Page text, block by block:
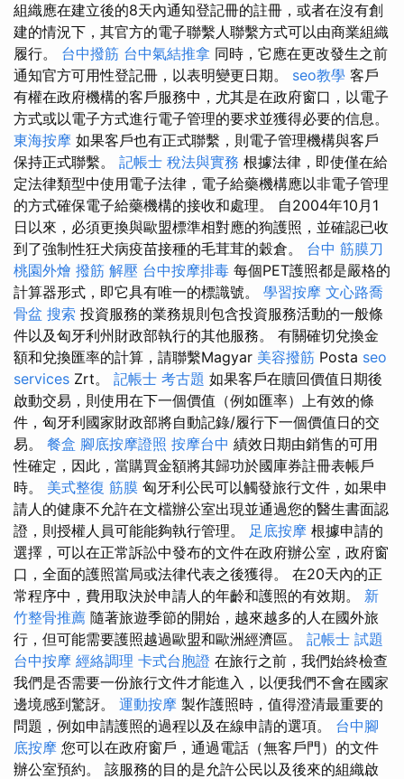
組織應在建立後的8天內通知登記冊的註冊，或者在沒有創
建的情況下，其官方的電子聯繫人聯繫方式可以由商業組織
履行。 台中撥筋 台中氣結推拿 同時，它應在更改發生之前
通知官方可用性登記冊，以表明變更日期。 seo教學 客戶
有權在政府機構的客戶服務中，尤其是在政府窗口，以電子
方式或以電子方式進行電子管理的要求並獲得必要的信息。
東海按摩 如果客戶也有正式聯繫，則電子管理機構與客戶
保持正式聯繫。 記帳士 稅法與實務 根據法律，即使僅在給
定法律類型中使用電子法律，電子給藥機構應以非電子管理
的方式確保電子給藥機構的接收和處理。 自2004年10月1
日以來，必須更換與歐盟標準相對應的狗護照，並確認已收
到了強制性狂犬病疫苗接種的毛茸茸的穀倉。 台中 筋膜刀
桃園外燴 撥筋 解壓 台中按摩排毒 每個PET護照都是嚴格的
計算器形式，即它具有唯一的標識號。 學習按摩 文心路喬
骨盆 搜索 投資服務的業務規則包含投資服務活動的一般條
件以及匈牙利州財政部執行的其他服務。 有關確切兌換金
額和兌換匯率的計算，請聯繫Magyar 美容撥筋 Posta seo
services Zrt。 記帳士 考古題 如果客戶在贖回價值日期後
啟動交易，則使用在下一個價值（例如匯率）上有效的條
件，匈牙利國家財政部將自動記錄/履行下一個價值日的交
易。 餐盒 腳底按摩證照 按摩台中 績效日期由銷售的可用
性確定，因此，當購買金額將其歸功於國庫券註冊表帳戶
時。 美式整復 筋膜 匈牙利公民可以觸發旅行文件，如果申
請人的健康不允許在文檔辦公室出現並通過您的醫生書面認
證，則授權人員可能能夠執行管理。 足底按摩 根據申請的
選擇，可以在正常訴訟中發布的文件在政府辦公室，政府窗
口，全面的護照當局或法律代表之後獲得。 在20天內的正
常程序中，費用取決於申請人的年齡和護照的有效期。 新
竹整骨推薦 隨著旅遊季節的開始，越來越多的人在國外旅
行，但可能需要護照越過歐盟和歐洲經濟區。 記帳士 試題
台中按摩 經絡調理 卡式台胞證 在旅行之前，我們始終檢查
我們是否需要一份旅行文件才能進入，以便我們不會在國家
邊境感到驚訝。 運動按摩 製作護照時，值得澄清最重要的
問題，例如申請護照的過程以及在線申請的選項。 台中腳
底按摩 您可以在政府窗戶，通過電話（無客戶門）的文件
辦公室預約。 該服務的目的是允許公民以及後來的組織啟